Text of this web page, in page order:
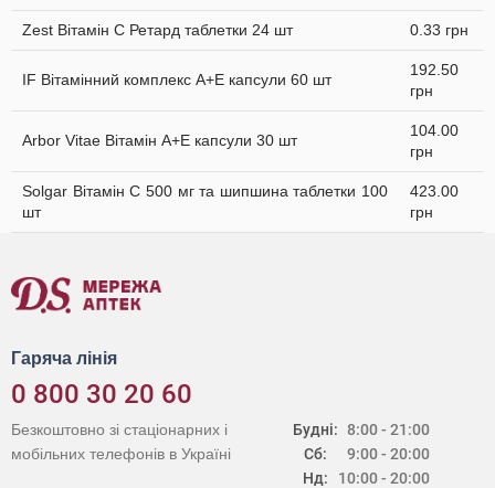
Zest Вітамін C Ретард таблетки 24 шт 0.33 грн
IF Вітамінний комплекс А+Е капсули 60 шт
192.50
грн
Arbor Vitae Вітамін A+Е капсули 30 шт
104.00
грн
Solgar Вітамін C 500 мг та шипшина таблетки 100
шт
423.00
грн
Гаряча лінія
0 800 30 20 60
Будні:
Сб:
Нд:
8:00 - 21:00
9:00 - 20:00
10:00 - 20:00
Безкоштовно зі стаціонарних і
мобільних телефонів в Україні